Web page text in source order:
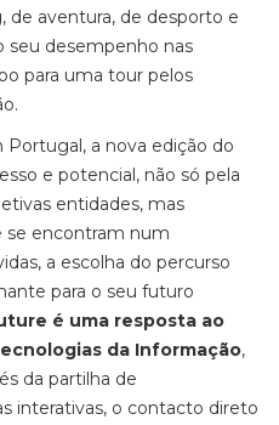
de aventura, de desporto e
seu desempenho nas
para uma tour pelos
Portugal, a nova edição do
e potencial, não só pela
entidades, mas
se encontram num
a escolha do percurso
para o seu futuro
é uma resposta ao
da Informação,
da partilha de
interativas, o contacto direto